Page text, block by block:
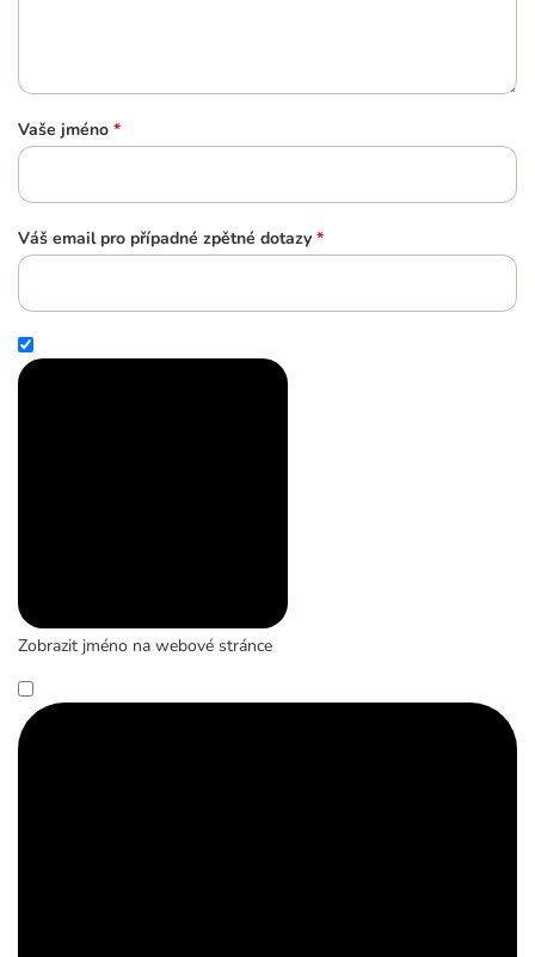
Vaše jméno *
Váš email pro případné zpětné dotazy *
Zobrazit jméno na webové stránce